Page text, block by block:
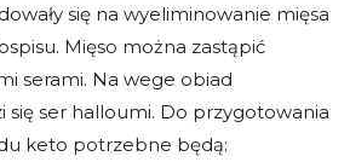
się na wyeliminowanie mięsa
Mięso można zastąpić
serami. Na wege obiad
się ser halloumi. Do przygotowania
keto potrzebne będą: